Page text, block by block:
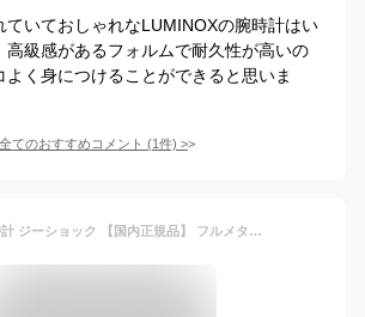
ていておしゃれなLUMINOXの腕時計はい
高級感があるフォルムで耐久性が高いの
よく身につけることができると思いま
全てのおすすめコメント (1件) >
[カシオ] 腕時計 ジーショック 【国内正規品】 フルメタルクロノグラフ Bluetooth搭載 タフソーラー GMC-B2100AD-2AJF メンズ シルバー